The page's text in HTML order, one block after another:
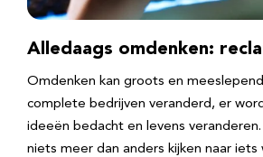
Alledaags omdenken:
Omdenken kan groots en
complete bedrijven veranderd, er
ideeën bedacht en levens
niets meer dan anders kijken naar iets